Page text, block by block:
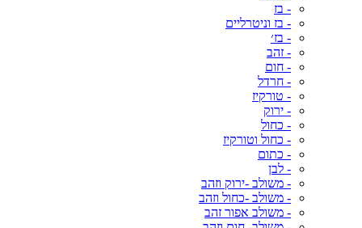
- בז
- בז וניטרליים
- בז׳
- זהב
- חום
- חרדל
- טורקיז
- ירוק
- כחול
- כחול וטורקיז
- כתום
- לבן
- משולב -ירוק וזהב
- משולב -כחול וזהב
- משולב אפור זהב